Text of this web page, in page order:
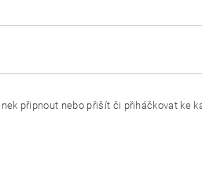
připnout nebo přišít či přiháčkovat ke